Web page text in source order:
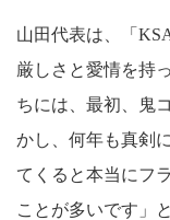
山田代表は、「
厳しさと愛情を持
ちには、最初、鬼
かし、何年も真剣
てくると本当にフ
ことが多いです」